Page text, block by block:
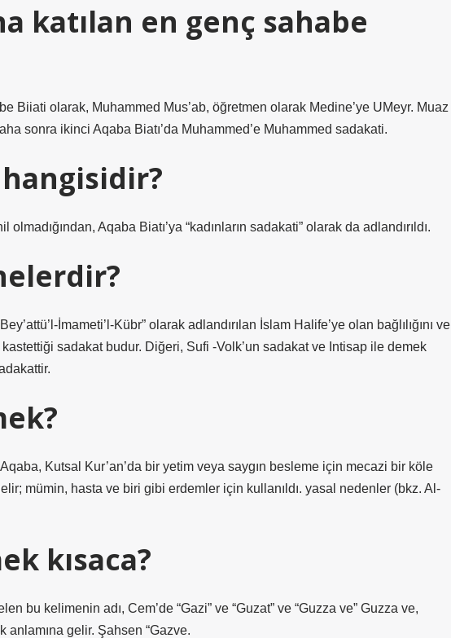
katılan en genç sahabe
Biiati olarak, Muhammed Mus’ab, öğretmen olarak Medine’ye UMeyr. Muaz
sonra ikinci Aqaba Biatı’da Muhammed’e Muhammed sadakati.
hangisidir?
Aqaba Biatı’ya “kadınların sadakati” olarak da adlandırıldı.
İmameti’l-Kübr” olarak adlandırılan İslam Halife’ye olan bağlılığını ve
sadakat budur. Diğeri, Sufi -Volk’un sadakat ve Intisap ile demek
Kutsal Kur’an’da bir yetim veya saygın besleme için mecazi bir köle
mümin, hasta ve biri gibi erdemler için kullanıldı. yasal nedenler (bkz. Al-
kısaca?
bu kelimenin adı, Cem’de “Gazi” ve “Guzat” ve “Guzza ve” Guzza ve,
gelir. Şahsen “Gazve.